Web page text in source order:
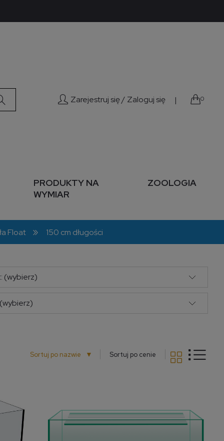
Zarejestruj się / Zaloguj się | 0
PRODUKTY NA
WYMIAR
ZOOLOGIA
Float » 150 cm długości
(wybierz)
Sortuj po nazwie ▼ Sortuj po cenie